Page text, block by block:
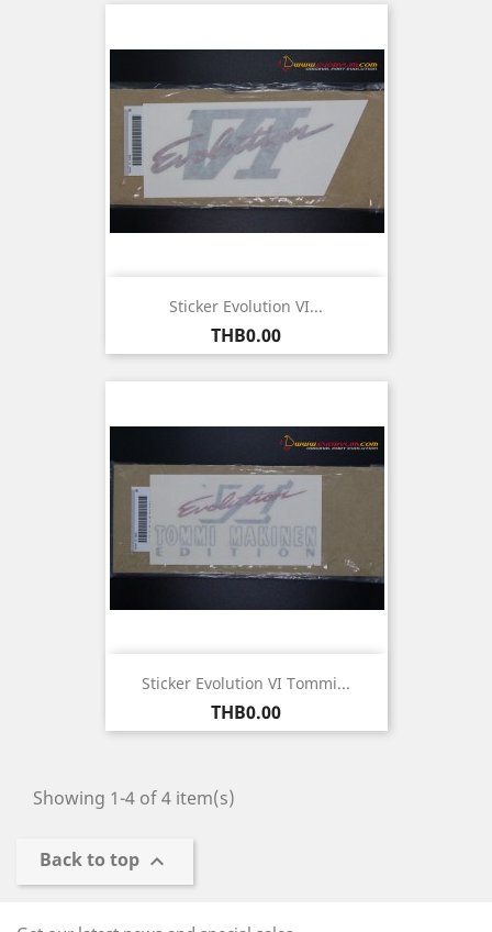
Sticker Evolution VI...
ราคา
THB0.00
Sticker Evolution VI Tommi...
ราคา
THB0.00
Showing 1-4 of 4 item(s)
Back to top 